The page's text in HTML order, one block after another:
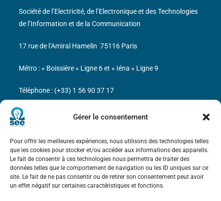
Gérer le consentement
Pour offrir les meilleures expériences, nous utilisons des technologies telles
que les cookies pour stocker et/ou accéder aux informations des appareils.
Le fait de consentir à ces technologies nous permettra de traiter des
données telles que le comportement de navigation ou les ID uniques sur ce
site. Le fait de ne pas consentir ou de retirer son consentement peut avoir
un effet négatif sur certaines caractéristiques et fonctions.
Bicentenaire des découvertes d’André-
Marie Ampère
Mentions légales
Société de l’Electricité, de l’Electronique et des Technologies
de l’Information et de la Communication
17 rue de l’Amiral Hamelin 75116 Paris
Métro : « Boissière » Ligne 6 et « Iéna » Ligne 9
Téléphone : (+33) 1 56 90 37 17
N° de SIREN : 785 393 232, Code APE : 9412Z TVA intra-
communautaire : FR44 785 393 232